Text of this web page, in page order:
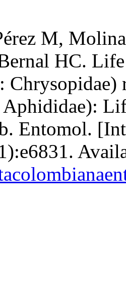
M,
HC.
Chrysopidae)
Entomol.